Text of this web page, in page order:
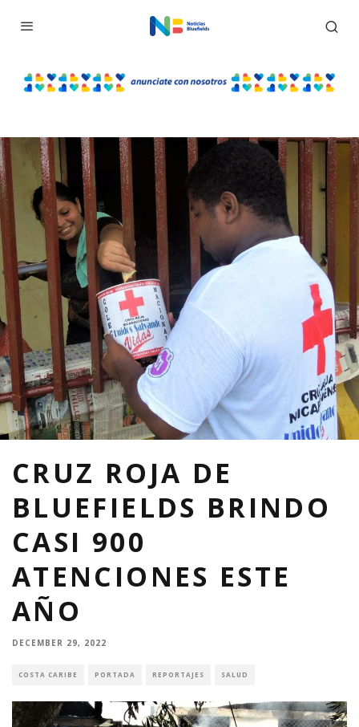
CRUZ ROJA DE
BLUEFIELDS BRINDO
CASI 900
ATENCIONES ESTE
AÑO
DECEMBER 29, 2022
COSTA CARIBE PORTADA REPORTAJES SALUD